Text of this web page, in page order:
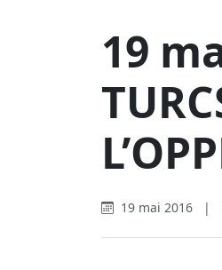
19
19 mai 2016 |